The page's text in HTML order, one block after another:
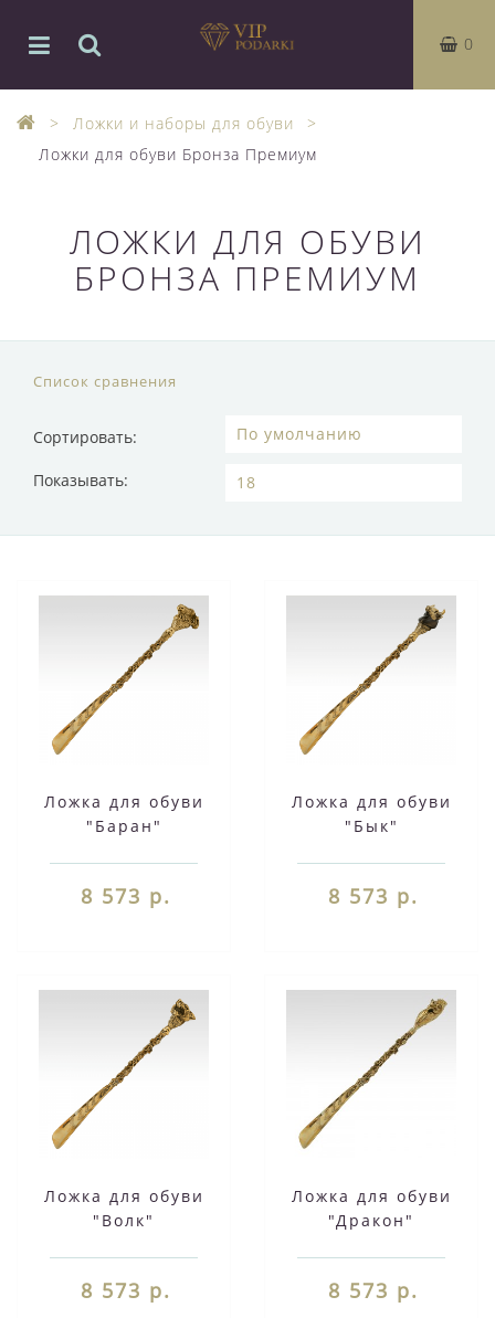
0
Ложки и наборы для обуви
Ложки для обуви Бронза Премиум
ЛОЖКИ ДЛЯ ОБУВИ
БРОНЗА ПРЕМИУМ
Список сравнения
Сортировать:
Показывать:
Ложка для обуви
"Баран"
8 573 р.
Ложка для обуви
"Бык"
8 573 р.
Ложка для обуви
"Волк"
8 573 р.
Ложка для обуви
"Дракон"
8 573 р.